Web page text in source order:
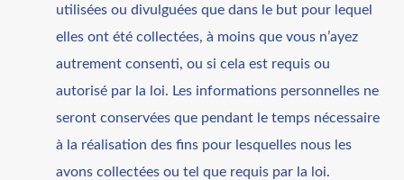
utilisées ou divulguées que dans le but pour lequel
elles ont été collectées, à moins que vous n’ayez
autrement consenti, ou si cela est requis ou
autorisé par la loi. Les informations personnelles ne
seront conservées que pendant le temps nécessaire
à la réalisation des fins pour lesquelles nous les
avons collectées ou tel que requis par la loi.